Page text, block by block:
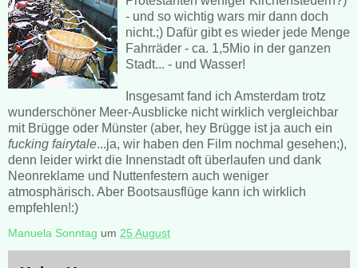
- und so wichtig wars mir dann doch
nicht.;) Dafür gibt es wieder jede Menge
Fahrräder - ca. 1,5Mio in der ganzen
Stadt... - und Wasser!
Insgesamt fand ich Amsterdam trotz
wunderschöner Meer-Ausblicke nicht wirklich vergleichbar
mit Brügge oder Münster (aber, hey Brügge ist ja auch ein
fucking fairytale...ja, wir haben den Film nochmal gesehen;),
denn leider wirkt die Innenstadt oft überlaufen und dank
Neonreklame und Nuttenfestern auch weniger
atmosphärisch. Aber Bootsausflüge kann ich wirklich
empfehlen!:)
Manuela Sonntag um 25 August